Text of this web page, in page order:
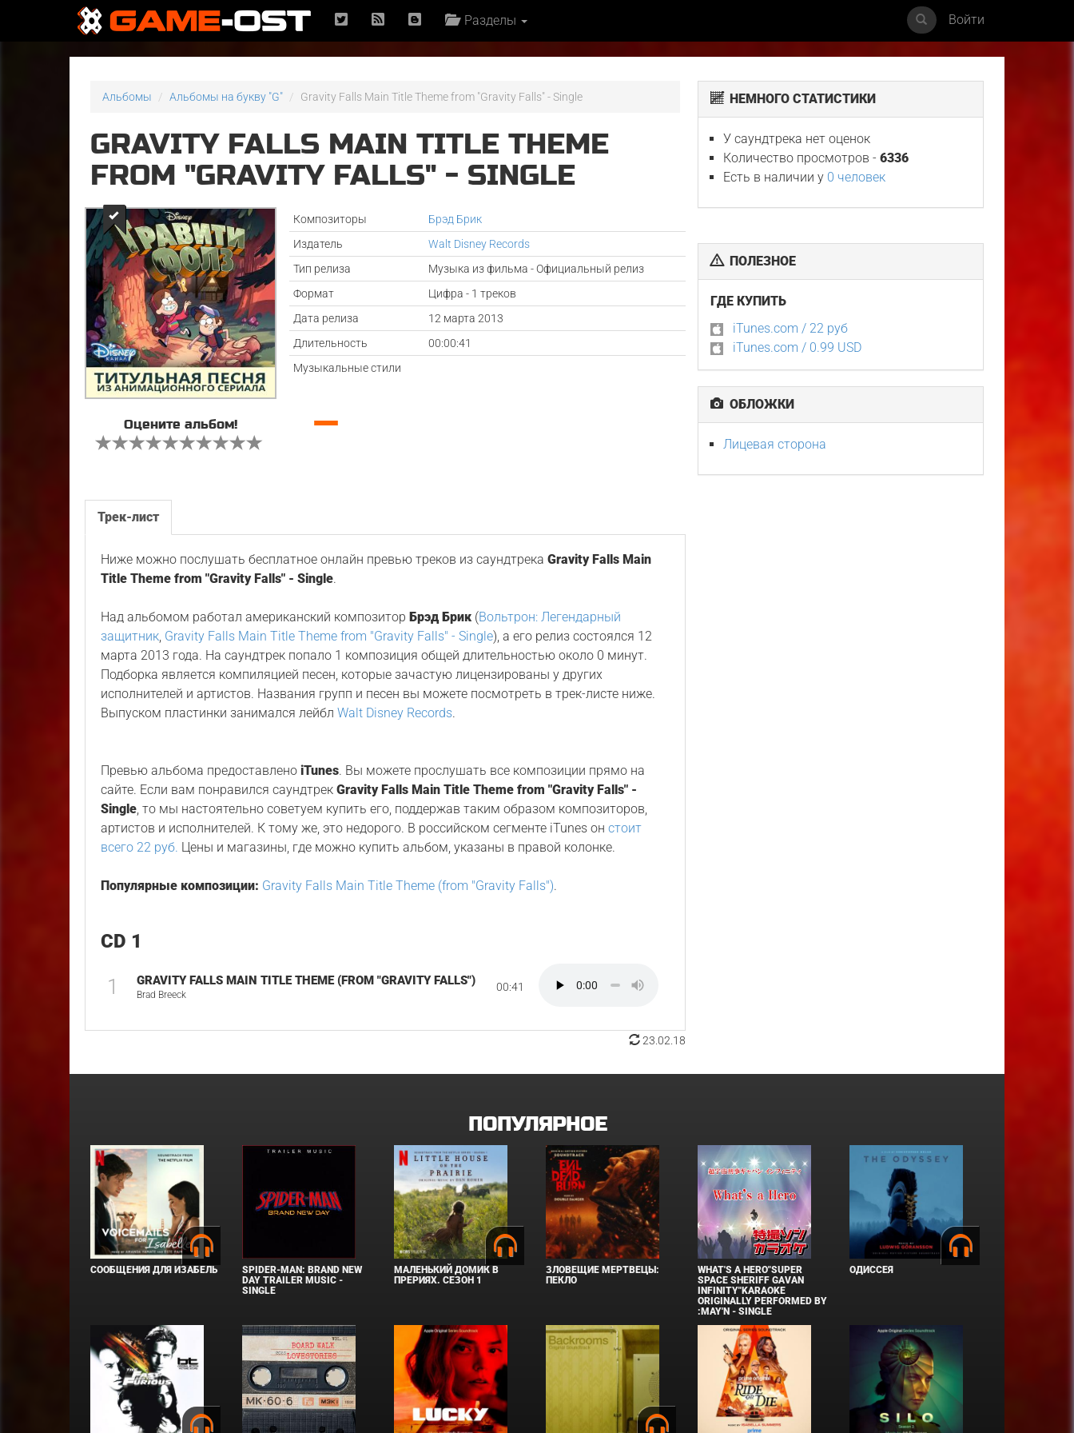
Разделы Войти
Альбомы Альбомы на букву "G" Gravity Falls Main Title Theme from "Gravity Falls" - Single
GRAVITY FALLS MAIN TITLE THEME
FROM "GRAVITY FALLS" - SINGLE
Композиторы
Брэд Брик
Издатель
Walt Disney Records
Тип релиза
Музыка из фильма - Официальный релиз
Формат
Цифра - 1 треков
Дата релиза
12 марта 2013
Длительность
00:00:41
Музыкальные стили
Оцените альбом! —
Трек-лист
Ниже можно послушать бесплатное онлайн превью треков из саундтрекаGravity Falls Main
Title Theme from "Gravity Falls" - Single.
Над альбомом работал американский композитор Брэд Брик (Вольтрон: Легендарный
защитник, Gravity Falls Main Title Theme from "Gravity Falls" - Single), а его релиз состоялся 12
марта 2013 года. На саундтрек попало 1 композиция общей длительностью около 0 минут.
Подборка является компиляцией песен, которые зачастую лицензированы у других
исполнителей и артистов. Названия групп и песен вы можете посмотреть в трек-листе ниже.
Выпуском пластинки занимался лейблWalt Disney Records.
Превью альбома предоставленоiTunes. Вы можете прослушать все композиции прямо на
сайте. Если вам понравился саундтрекGravity Falls Main Title Theme from "Gravity Falls" -
Single, то мы настоятельно советуем купить его, поддержав таким образом композиторов,
артистов и исполнителей. К тому же, это недорого. В российском сегменте iTunes онстоит
всего 22 руб. Цены и магазины, где можно купить альбом, указаны в правой колонке.
Популярные композиции: Gravity Falls Main Title Theme (from "Gravity Falls").
CD 1
1 GRAVITY FALLS MAIN TITLE THEME (FROM "GRAVITY FALLS")
Brad Breeck
00:41
23.02.18
НЕМНОГО СТАТИСТИКИ
У саундтрека нет оценок
Количество просмотров -6336
Есть в наличии у 0 человек
ПОЛЕЗНОЕ
ГДЕ КУПИТЬ
iTunes.com / 22 руб
iTunes.com / 0.99 USD
ОБЛОЖКИ
Лицевая сторона
ПОПУЛЯРНОЕ
СООБЩЕНИЯ ДЛЯ ИЗАБЕЛЬ
SPIDER-MAN: BRAND NEW
DAY TRAILER MUSIC -
SINGLE
МАЛЕНЬКИЙ ДОМИК В
ПРЕРИЯХ. СЕЗОН 1
ЗЛОВЕЩИЕ МЕРТВЕЦЫ:
ПЕКЛО
WHAT'S A HERO"SUPER
SPACE SHERIFF GAVAN
INFINITY"KARAOKE
ORIGINALLY PERFORMED BY
:MAY'N - SINGLE
ОДИССЕЯ